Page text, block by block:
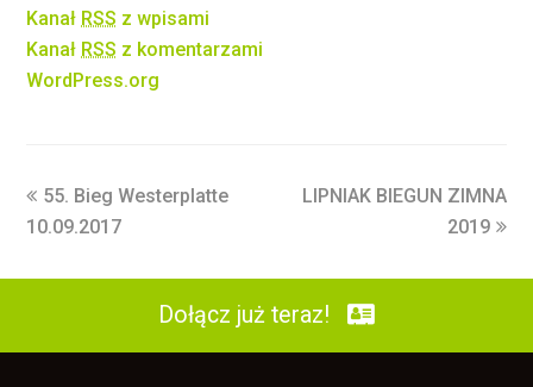
Kanał RSS z wpisami
Kanał RSS z komentarzami
WordPress.org
55. Bieg Westerplatte
10.09.2017
LIPNIAK BIEGUN ZIMNA
2019
Dołącz już teraz!